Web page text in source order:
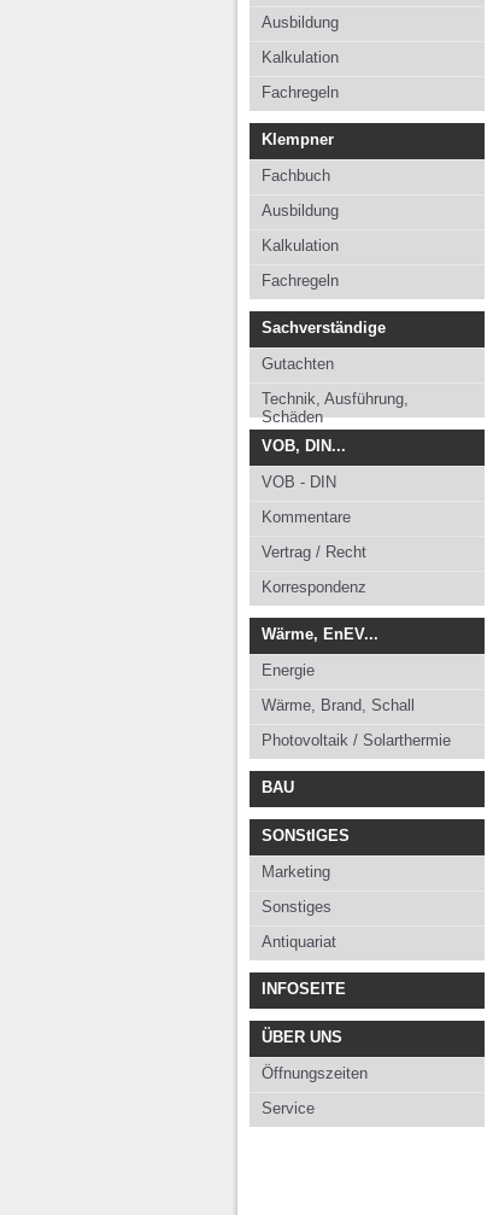
Ausbildung
Kalkulation
Fachregeln
Klempner
Fachbuch
Ausbildung
Kalkulation
Fachregeln
Sachverständige
Gutachten
Technik, Ausführung,
Schäden
VOB, DIN...
VOB - DIN
Kommentare
Vertrag / Recht
Korrespondenz
Wärme, EnEV...
Energie
Wärme, Brand, Schall
Photovoltaik / Solarthermie
BAU
SONStIGES
Marketing
Sonstiges
Antiquariat
INFOSEITE
ÜBER UNS
Öffnungszeiten
Service